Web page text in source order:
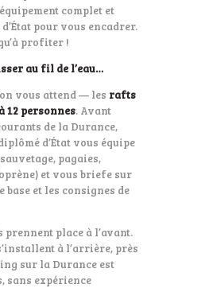
complet et
pour vous encadrer.
profiter !
au fil de l’eau…
vous attend — les rafts
12 personnes. Avant
de la Durance,
d’État vous équipe
pagaies,
et vous briefe sur
base et les consignes de
place à l’avant.
à l’arrière, près
sur la Durance est
sans expérience